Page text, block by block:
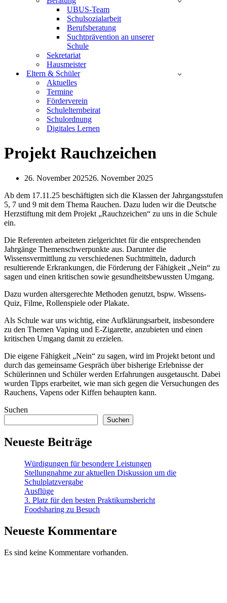
UBUS-Team
Schulsozialarbeit
Berufsberatung
Suchtprävention an unserer
Schule
Sekretariat
Hausmeister
Eltern & Schüler
Aktuelles
Termine
Förderverein
Schulelternbeirat
Schulordnung
Digitales Lernen
Projekt Rauchzeichen
26. November 202526. November 2025
Ab dem 17.11.25 beschäftigten sich die Klassen der Jahrgangsstufen
5, 7 und 9 mit dem Thema Rauchen. Dazu luden wir die Deutsche
Herzstiftung mit dem Projekt „Rauchzeichen“ zu uns in die Schule
ein.
Die Referenten arbeiteten zielgerichtet für die entsprechenden
Jahrgänge Themenschwerpunkte aus. Darunter die
Wissensvermittlung zu verschiedenen Suchtmitteln, dadurch
resultierende Erkrankungen, die Förderung der Fähigkeit „Nein“ zu
sagen und einen kritischen sowie gesundheitsbewussten Umgang.
Dazu wurden altersgerechte Methoden genutzt, bspw. Wissens-
Quiz, Filme, Rollenspiele oder Plakate.
Als Schule war uns wichtig, eine Aufklärungsarbeit, insbesondere
zu den Themen Vaping und E-Zigarette, anzubieten und einen
kritischen Umgang damit zu erzielen.
Die eigene Fähigkeit „Nein“ zu sagen, wird im Projekt betont und
durch das gemeinsame Gespräch über bisherige Erlebnisse der
Schülerinnen und Schüler werden Erfahrungen ausgetauscht. Dabei
wurden Tipps erarbeitet, wie man sich gegen die Versuchungen des
Rauchens, Vapens oder Kiffen behaupten kann.
Suchen
Suchen
Neueste Beiträge
Würdigungen für besondere Leistungen
Stellungnahme zur aktuellen Diskussion um die
Schulplatzvergabe
Ausflüge
3. Platz für den besten Praktikumsbericht
Foodsharing zu Besuch
Neueste Kommentare
Es sind keine Kommentare vorhanden.